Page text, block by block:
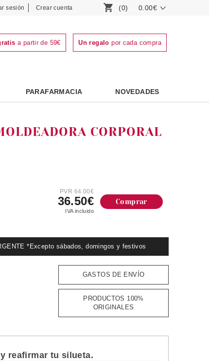
sesión Crear cuenta (0) 0.00€
a partir de 59€ Un regalo por cada compra
PARAFARMACIA NOVEDADES
CORPORAL
PVR 64.00€
36.50€
IVA incluido
Comprar
*Excepto sábados, domingos y festivos
GASTOS DE ENVÍO
PRODUCTOS 100%
ORIGINALES
reafirmar tu silueta.